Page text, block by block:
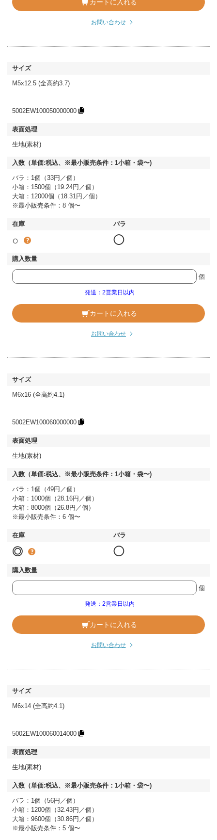
カートに入れる
お問い合わせ
M5x12.5 (全高約3.7)
5002EW100050000000
生地(素材)
バラ：1個（33円／個）
小箱：1500個（19.24円／個）
大箱：12000個（18.31円／個）
※最小販売条件：8 個〜
○ ◯
個
発送：2営業日以内
カートに入れる
お問い合わせ
M6x16 (全高約4.1)
5002EW100060000000
生地(素材)
バラ：1個（49円／個）
小箱：1000個（28.16円／個）
大箱：8000個（26.8円／個）
※最小販売条件：6 個〜
◎ ◯
個
発送：2営業日以内
カートに入れる
お問い合わせ
M6x14 (全高約4.1)
5002EW100060014000
生地(素材)
バラ：1個（56円／個）
小箱：1200個（32.43円／個）
大箱：9600個（30.86円／個）
※最小販売条件：5 個〜